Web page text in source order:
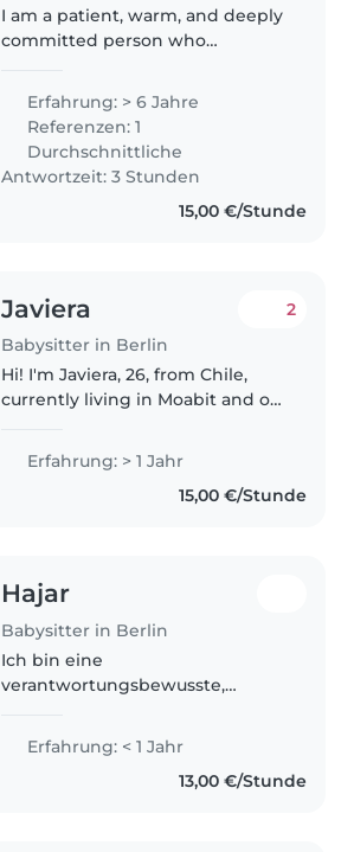
I am a patient, warm, and deeply
committed person who
have cared for children in several
different countries, and each..
Erfahrung: > 6 Jahre
Referenzen: 1
Durchschnittliche
Antwortzeit: 3 Stunden
15,00 €/Stunde
Javiera
Babysitter in Berlin
2
Hi! I'm Javiera, 26, from Chile,
currently living in Moabit and on
clinical child psychologist, and
over the past couple of years I've
been working closely..
Erfahrung: > 1 Jahr
15,00 €/Stunde
Hajar
Babysitter in Berlin
Ich bin eine
verantwortungsbewusste,
Betreuerin in ihren 20ern, die
gerne mit Kindern spielt und
sich um sie kümmert. Ich habe
Erfahrung: < 1 Jahr
13,00 €/Stunde